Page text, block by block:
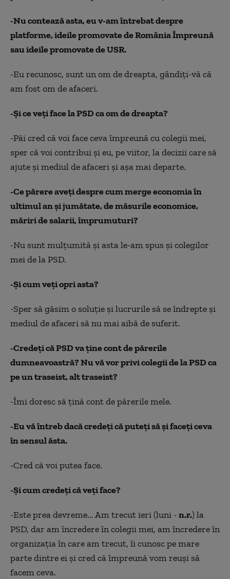
-Nu contează asta, eu v-am întrebat despre
platforme, ideile promovate de România Împreună
sau ideile promovate de USR.
-Eu recunosc, sunt un om de dreapta, gândiţi-vă că
am fost om de afaceri.
-Şi ce veţi face la PSD ca om de dreapta?
-Păi cred că voi face ceva împreună cu colegii mei,
sper că voi contribui şi eu, pe viitor, la decizii care să
ajute şi mediul de afaceri şi aşa mai departe.
-Ce părere aveţi despre cum merge economia în
ultimul an şi jumătate, de măsurile economice,
măriri de salarii, împrumuturi?
-Nu sunt mulţumită şi asta le-am spus şi colegilor
mei de la PSD.
-Şi cum veţi opri asta?
-Sper să găsim o soluţie şi lucrurile să se îndrepte şi
mediul de afaceri să nu mai aibă de suferit.
-Credeţi că PSD va ţine cont de părerile
dumneavoastră? Nu vă vor privi colegii de la PSD ca
pe un traseist, alt traseist?
-Îmi doresc să ţină cont de părerile mele.
-Eu vă întreb dacă credeţi că puteţi să şi faceţi ceva
în sensul ăsta.
-Cred că voi putea face.
-Şi cum credeţi că veţi face?
-Este prea devreme... Am trecut ieri (luni - n.r.) la
PSD, dar am încredere în colegii mei, am încredere în
organizaţia în care am trecut, îi cunosc pe mare
parte dintre ei şi cred că împreună vom reuşi să
facem ceva.